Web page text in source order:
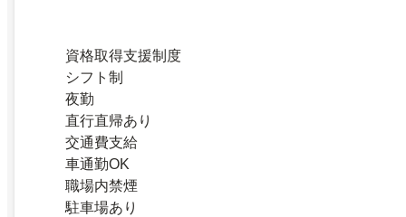
資格取得支援制度
シフト制
夜勤
直行直帰あり
交通費支給
車通勤OK
職場内禁煙
駐車場あり